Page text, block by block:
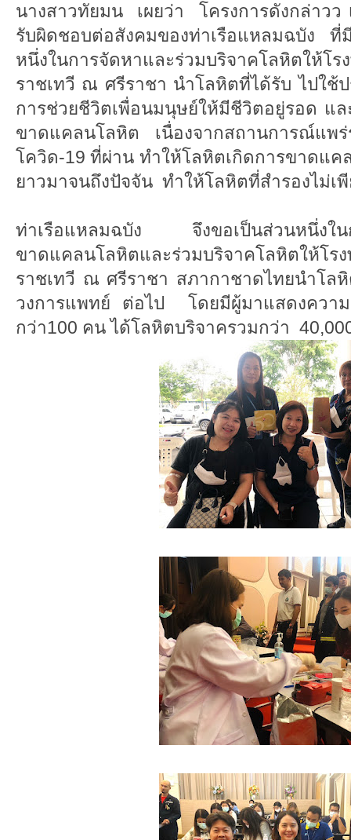
นางสาวทัยมน เผยว่า โครงการดังกล่าวว
รับผิดชอบต่อสังคมของท่าเรือแหลมฉบัง ที่
หนึ่งในการจัดหาและร่วมบริจาคโลหิตให้โร
ราชเทวี ณ ศรีราชา นำโลหิตที่ได้รับ ไปใช้
การช่วยชีวิตเพื่อนมนุษย์ให้มีชีวิตอยู่รอด แล
ขาดแคลนโลหิต เนื่องจากสถานการณ์แพร่
โควิด-19 ที่ผ่าน ทำให้โลหิตเกิดการขาดแค
ยาวมาจนถึงปัจจัน ทำให้โลหิตที่สำรองไม่เ
ท่าเรือแหลมฉบัง จึงขอเป็นส่วนหนึ่งใน
ขาดแคลนโลหิตและร่วมบริจาคโลหิตให้โร
ราชเทวี ณ ศรีราชา สภากาชาดไทยนำโล
วงการแพทย์ ต่อไป โดยมีผู้มาแสดงควา
กว่า100 คน ได้โลหิตบริจาครวมกว่า